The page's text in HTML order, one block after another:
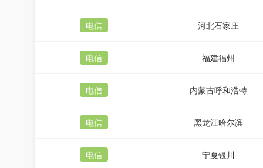
电信 河北石家庄
电信 福建福州
电信 内蒙古呼和浩特
电信 黑龙江哈尔滨
电信 宁夏银川